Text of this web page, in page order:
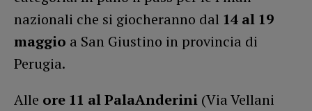
nazionali che si giocheranno dal 14 al 19
maggio a San Giustino in provincia di
Perugia.
Alle ore 11 al PalaAnderini (Via Vellani